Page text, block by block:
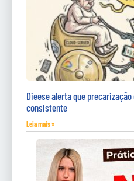
Dieese alerta que
consistente
Leia mais »